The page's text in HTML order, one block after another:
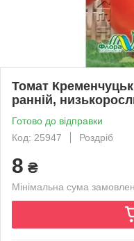
Томат
ранній,
Готово до відправки
Код: 25947
Роздріб
8 ₴
Мінімальна сума